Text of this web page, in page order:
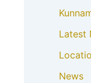
Latest
News